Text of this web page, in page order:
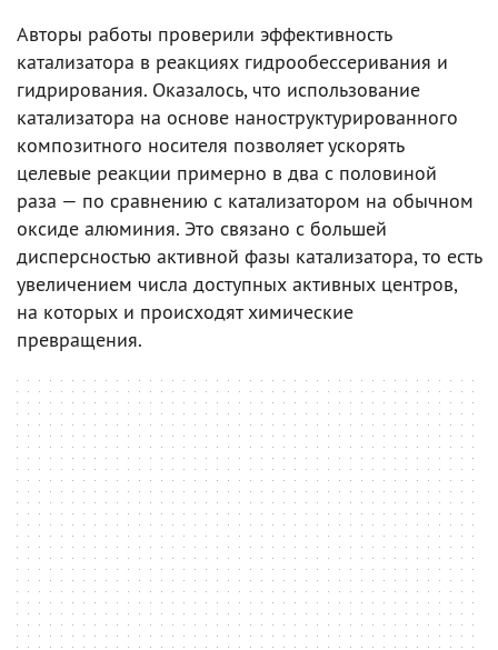
Авторы работы проверили эффективность
катализатора в реакциях гидрообессеривания и
гидрирования. Оказалось, что использование
катализатора на основе наноструктурированного
композитного носителя позволяет ускорять
целевые реакции примерно в два с половиной
раза — по сравнению с катализатором на обычном
оксиде алюминия. Это связано с большей
дисперсностью активной фазы катализатора, то есть
увеличением числа доступных активных центров,
на которых и происходят химические
превращения.